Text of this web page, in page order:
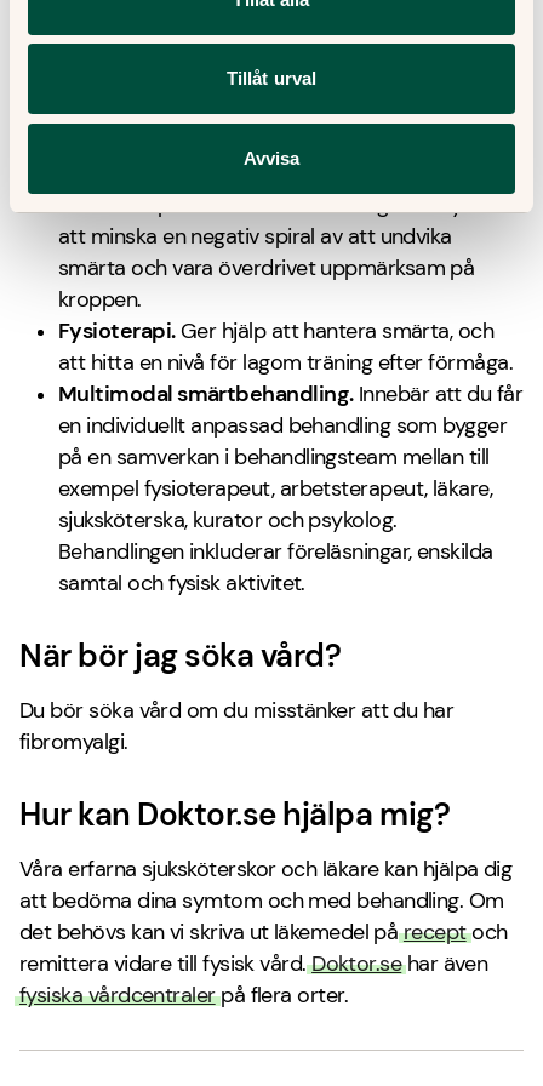
Tillåt urval
Avvisa
till exempel:
Psykoterapeutisk/psykologisk behandling.
underlätta med tankar och strategier för att hitta
En metod som används är
är en acceptansinriktad behandling som syftar till
att minska en negativ spiral av att undvika
smärta och vara överdrivet uppmärksam på
kroppen.
Fysioterapi.Ger hjälp att hantera smärta, och
att hitta en nivå för lagom träning efter förmåga.
Multimodal smärtbehandling.Innebär att du får
en individuellt anpassad behandling som bygger
på en samverkan i behandlingsteam mellan till
exempel fysioterapeut, arbetsterapeut, läkare,
sjuksköterska, kurator och psykolog.
Behandlingen inkluderar föreläsningar, enskilda
samtal och fysisk aktivitet.
När bör jag söka vård?
Du bör söka vård om du misstänker att du har
fibromyalgi.
Hur kan Doktor.se hjälpa mig?
Våra erfarna sjuksköterskor och läkare kan hjälpa dig
att bedöma dina symtom och med behandling. Om
det behövs kan vi skriva ut läkemedel påreceptoch
remittera vidare till fysisk vård.Doktor.sehar även
fysiska vårdcentralerpå flera orter.